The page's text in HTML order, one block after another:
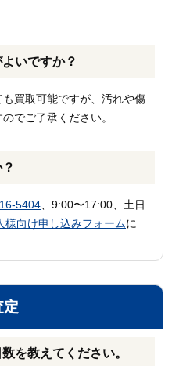
いですか？
買取可能ですが、汚れや傷
でご了承ください。
5404、9:00〜17:00、土日
様向け申し込みフォームに
定
を教えてください。